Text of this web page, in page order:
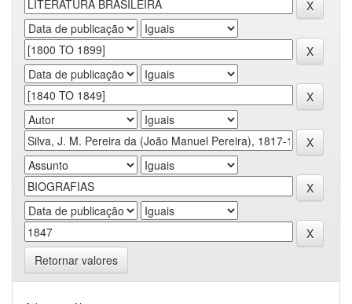
Retornar valores